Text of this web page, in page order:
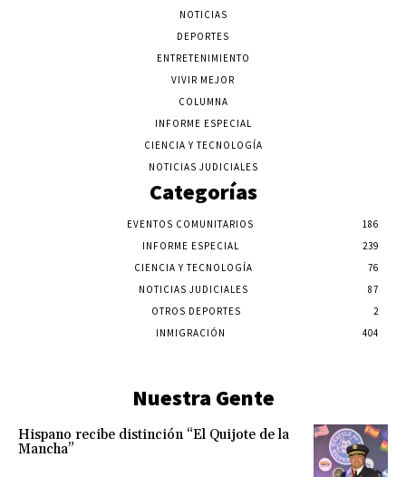
NOTICIAS
DEPORTES
ENTRETENIMIENTO
VIVIR MEJOR
COLUMNA
INFORME ESPECIAL
CIENCIA Y TECNOLOGÍA
NOTICIAS JUDICIALES
Categorías
EVENTOS COMUNITARIOS
186
INFORME ESPECIAL
239
CIENCIA Y TECNOLOGÍA
76
NOTICIAS JUDICIALES
87
OTROS DEPORTES
2
INMIGRACIÓN
404
Nuestra Gente
Hispano recibe distinción “El Quijote de la
Mancha”